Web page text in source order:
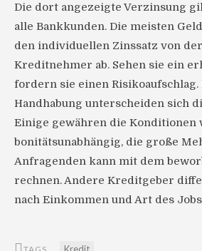
Die dort angezeigte Verzinsung
alle Bankkunden. Die meisten
den individuellen Zinssatz von
Kreditnehmer ab. Sehen sie ein
fordern sie einen Risikoaufschlag.
Handhabung unterscheiden sich
Einige gewähren die Konditionen
bonitätsunabhängig, die große
Anfragenden kann mit dem
rechnen. Andere Kreditgeber
nach Einkommen und Art des